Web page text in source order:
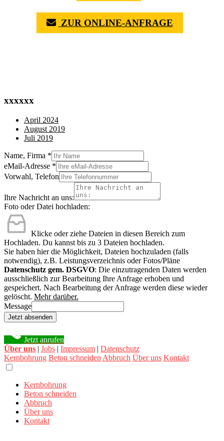
ZUR ONLINE-ANFRAGE
xxxxxx
April 2024
August 2019
Juli 2019
Name, Firma *
eMail-Adresse *
Vorwahl, Telefon
Ihre Nachricht an uns:
Foto oder Datei hochladen:
Klicke oder ziehe Dateien in diesen Bereich zum
Hochladen. Du kannst bis zu 3 Dateien hochladen.
Sie haben hier die Möglichkeit, Dateien hochzuladen (falls
notwendig), z.B. Leistungsverzeichnis oder Fotos/Pläne
Datenschutz gem. DSGVO: Die einzutragenden Daten werden
ausschließlich zur Bearbeitung Ihre Anfrage erhoben und
gespeichert. Nach Bearbeitung der Anfrage werden diese wieder
gelöscht. Mehr darüber.
Message
Jetzt absenden
Jetzt anrufen
Über uns | Jobs | Impressum | Datenschutz
Kernbohrung Beton schneiden Abbruch Über uns Kontakt
Kernbohrung
Beton schneiden
Abbruch
Über uns
Kontakt